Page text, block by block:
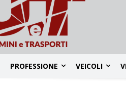
PROFESSIONE VEICOLI